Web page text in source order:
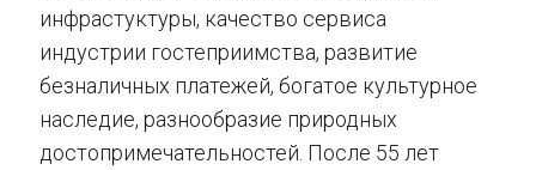
инфрастуктуры, качество сервиса
индустрии гостеприимства, развитие
безналичных платежей, богатое культурное
наследие, разнообразие природных
достопримечательностей. После 55 лет